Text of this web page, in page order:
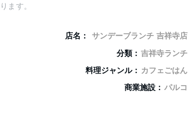
ます。
店名：
サンデーブランチ 吉祥寺店
分類： 吉祥寺ランチ
料理ジャンル： カフェごはん
商業施設： パルコ